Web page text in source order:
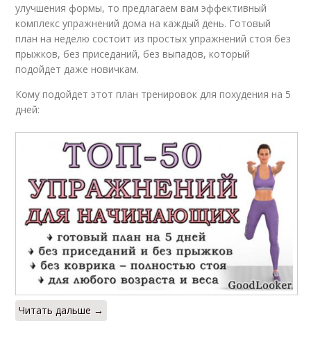
улучшения формы, то предлагаем вам эффективный
комплекс упражнений дома на каждый день. Готовый
план на неделю состоит из простых упражнений стоя без
прыжков, без приседаний, без выпадов, который
подойдет даже новичкам.
Кому подойдет этот план тренировок для похудения на 5
дней:
Читать дальше →